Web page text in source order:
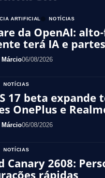
ARTIFICIAL NOTÍCIAS
da OpenAI:
terá IA e
Márcio06/08/2026
NOTÍCIAS
17 beta expande
OnePlus e
Márcio06/08/2026
NOTÍCIAS
Canary 2608:
rápidas